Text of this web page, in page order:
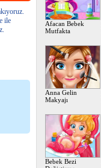
ile
Afacan Bebek
Mutfakta
Anna Gelin
Makyajı
Bebek Bezi